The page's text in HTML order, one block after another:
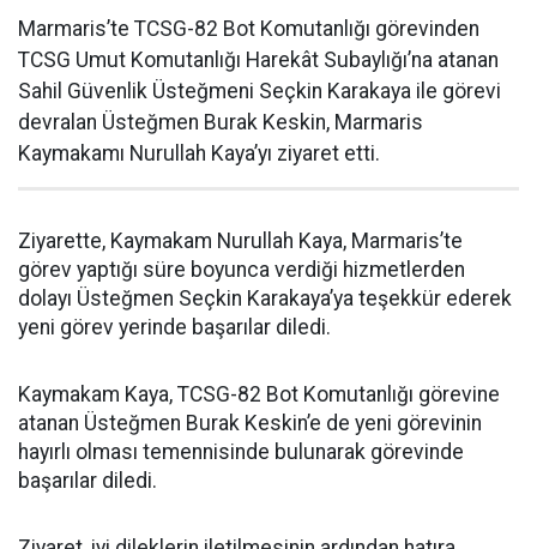
Marmaris’te TCSG-82 Bot Komutanlığı görevinden
TCSG Umut Komutanlığı Harekât Subaylığı’na atanan
Sahil Güvenlik Üsteğmeni Seçkin Karakaya ile görevi
devralan Üsteğmen Burak Keskin, Marmaris
Kaymakamı Nurullah Kaya’yı ziyaret etti.
Ziyarette, Kaymakam Nurullah Kaya, Marmaris’te
görev yaptığı süre boyunca verdiği hizmetlerden
dolayı Üsteğmen Seçkin Karakaya’ya teşekkür ederek
yeni görev yerinde başarılar diledi.
Kaymakam Kaya, TCSG-82 Bot Komutanlığı görevine
atanan Üsteğmen Burak Keskin’e de yeni görevinin
hayırlı olması temennisinde bulunarak görevinde
başarılar diledi.